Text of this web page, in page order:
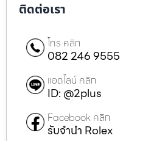
ติดต่อเรา
โทร คลิก
082 246 9555
แอดไลน์ คลิก
ID: @2plus
Facebook คลิก
รับจำนำ Rolex